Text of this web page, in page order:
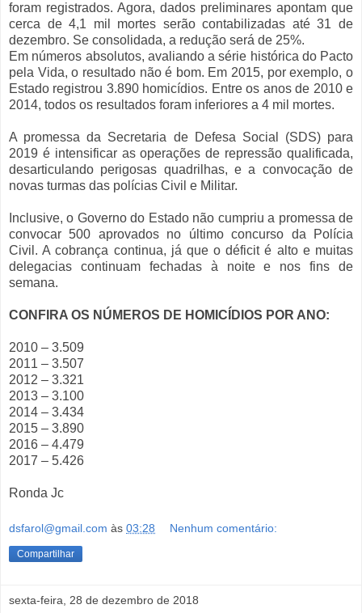
foram registrados. Agora, dados preliminares apontam que
cerca de 4,1 mil mortes serão contabilizadas até 31 de
dezembro. Se consolidada, a redução será de 25%.
Em números absolutos, avaliando a série histórica do Pacto
pela Vida, o resultado não é bom. Em 2015, por exemplo, o
Estado registrou 3.890 homicídios. Entre os anos de 2010 e
2014, todos os resultados foram inferiores a 4 mil mortes.
A promessa da Secretaria de Defesa Social (SDS) para
2019 é intensificar as operações de repressão qualificada,
desarticulando perigosas quadrilhas, e a convocação de
novas turmas das polícias Civil e Militar.
Inclusive, o Governo do Estado não cumpriu a promessa de
convocar 500 aprovados no último concurso da Polícia
Civil. A cobrança continua, já que o déficit é alto e muitas
delegacias continuam fechadas à noite e nos fins de
semana.
CONFIRA OS NÚMEROS DE HOMICÍDIOS POR ANO:
2010 – 3.509
2011 – 3.507
2012 – 3.321
2013 – 3.100
2014 – 3.434
2015 – 3.890
2016 – 4.479
2017 – 5.426
Ronda Jc
dsfarol@gmail.com às 03:28 Nenhum comentário:
Compartilhar
sexta-feira, 28 de dezembro de 2018